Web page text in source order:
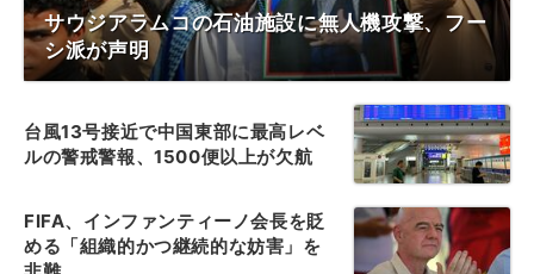
サウジアラムコの石油施設に無人機攻撃、フー
シ派が声明
台風13号接近で中国東部に最高レベ
ルの警戒警報、1500便以上が欠航
FIFA、インファンティーノ会長を貶
める「組織的かつ継続的な妨害」を